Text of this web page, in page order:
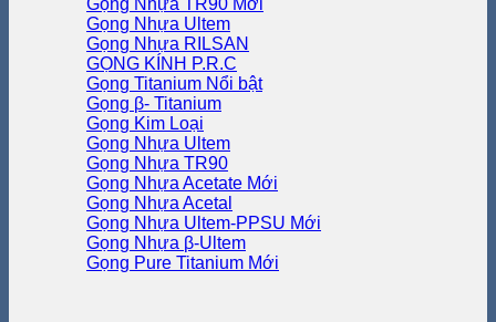
Gọng Nhựa TR90
Gọng Nhựa Ultem
Gọng Nhựa RILSAN
GỌNG KÍNH P.R.C
Gọng Titanium
Gọng β- Titanium
Gọng Kim Loại
Gọng Nhựa Ultem
Gọng Nhựa TR90
Gọng Nhựa Acetate
Gọng Nhựa Acetal
Gọng Nhựa Ultem-PPSU
Gọng Nhựa β-Ultem
Gọng Pure Titanium